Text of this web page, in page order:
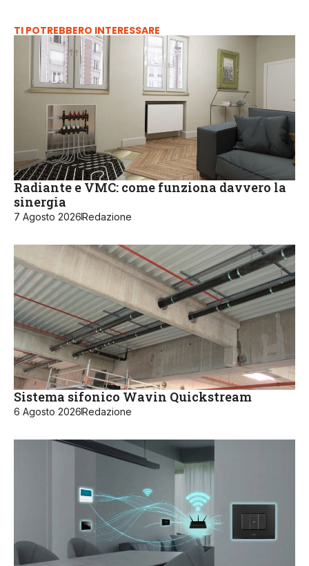
TI POTREBBERO INTERESSARE
Radiante e VMC: come funziona davvero la
sinergia
7 Agosto 2026Redazione
Sistema sifonico Wavin Quickstream
6 Agosto 2026Redazione